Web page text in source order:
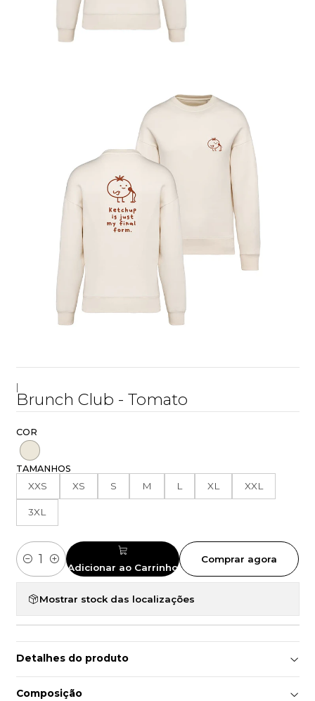
Brunch Club - Tomato
COR
TAMANHOS
XXS XS S M L XL XXL
3XL
QuantidadeAdicionar ao Carrinho
Comprar agora
Mostrar stock das localizações
Detalhes do produto
Composição